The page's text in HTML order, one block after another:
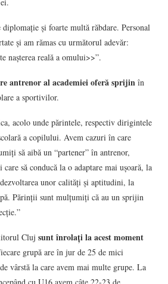
diplomație și foarte multă răbdare. Personal
și am rămas cu următorul adevăr:
nașterea reală a omului>>”.
antrenor al academiei oferă sprijin în
a sportivilor.
acolo unde părintele, respectiv dirigintele
a copilului. Avem cazuri în care
să aibă un “partener” în antrenor,
să conducă la o adaptare mai ușoară, la
unor calități și aptitudini, la
Părinții sunt mulțumiți că au un sprijin
Cluj sunt înrolați la acest moment
grupă are în jur de 25 de mici
vârstă la care avem mai multe grupe. La